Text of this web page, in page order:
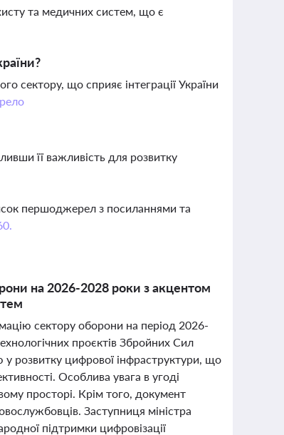
та медичних систем, що є
сектору, що сприяє інтеграції України
її важливість для розвитку
першоджерел з посиланнями та
на 2026-2028 роки з акцентом
сектору оборони на період 2026-
проєктів Збройних Сил
у розвитку цифрової інфраструктури, що
Особлива увага в угоді
просторі. Крім того, документ
Заступниця міністра
підтримки цифровізації